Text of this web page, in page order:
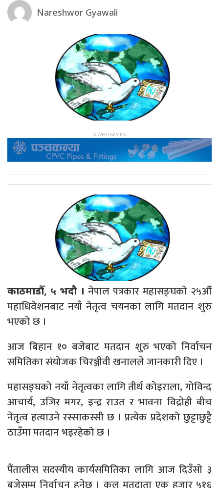
Nareshwor Gyawali
काठमाडौँ, ५ भदौ । नेपाल पत्रकार महासङ्घको २५औँ
महाधिवेशनबाट नयाँ नेतृत्व चयनका लागि मतदान शुरु
भएको छ ।
आज बिहान १० बजेबाट मतदान शुरु भएको निर्वाचन
समितिका संयोजक चिरञ्जीवी खनालले जानकारी दिए ।
महासङ्घको नयाँ नेतृत्वका लागि तीर्थ कोइराला, गोविन्द
आचार्य, उजिर मगर, इन्द्र राउत र भावना विद्रोही बीच
नेतृत्व हत्याउने रस्साकस्सी छ । प्रत्येक प्रदेशको छुट्टाछुट्टै
ठाउँमा मतदान भइरहेको छ ।
पैंतालीस सदस्यीय कार्यसमितिका लागि आज दिउँसो ३